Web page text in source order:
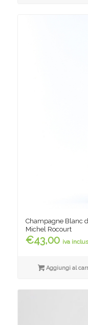
Champagne Blanc
Michel Rocourt
€43,00 iva
Aggiungi al